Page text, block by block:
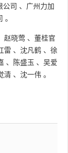
公司 、 广州力加
。
赵晓莺 、 董桂官
雷 、 沈凡鹤 、 徐
、 陈盛玉 、 吴爱
清 、 沈一伟 。